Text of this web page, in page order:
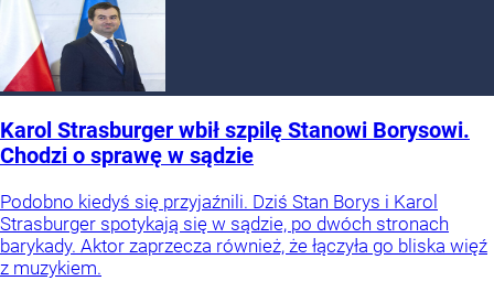
Karol Strasburger wbił szpilę Stanowi Borysowi.
Chodzi o sprawę w sądzie
Podobno kiedyś się przyjaźnili. Dziś Stan Borys i Karol
Strasburger spotykają się w sądzie, po dwóch stronach
barykady. Aktor zaprzecza również, że łączyła go bliska więź
z muzykiem.